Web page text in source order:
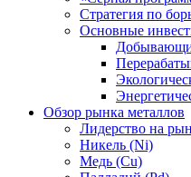
Стратегия по
Основные
Обзор рынка металлов
Лидерство на
Никель (Ni)
Медь (Cu)